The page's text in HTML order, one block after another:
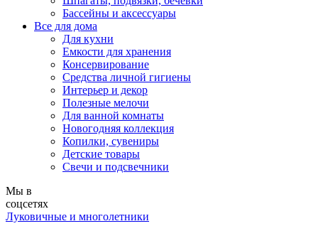
Бассейны и аксессуары
Все для дома
Для кухни
Емкости для хранения
Консервирование
Средства личной гигиены
Интерьер и декор
Полезные мелочи
Для ванной комнаты
Новогодняя коллекция
Копилки, сувениры
Детские товары
Свечи и подсвечники
Мы в
соцсетях
Луковичные и многолетники